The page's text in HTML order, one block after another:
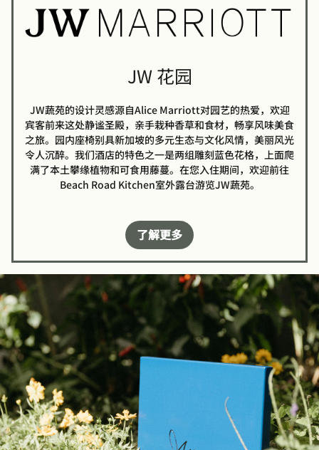
JW 花园
JW蔬苑的设计灵感源自Alice Marriott对园艺的热爱，欢迎
宾客前来这处静谧圣殿，亲手栽种香草和食材，畅享风味美食
之旅。园内座椅别具新加坡的多元生态与文化风情，美丽风光
令人沉醉。我们酒店的特色之一是两组雕刻蓝色花格，上面爬
满了本土攀缘植物和可食用藤蔓。在您入住期间，欢迎前往
Beach Road Kitchen室外露台游览JW蔬苑。
了解更多